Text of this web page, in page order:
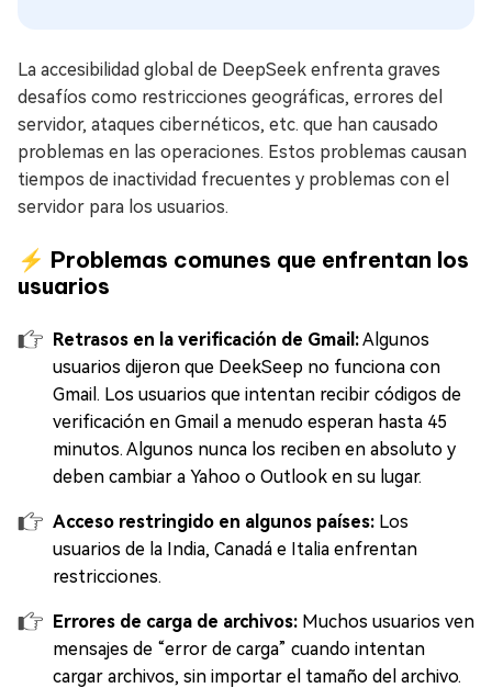
La accesibilidad global de DeepSeek enfrenta graves
desafíos como restricciones geográficas, errores del
servidor, ataques cibernéticos, etc. que han causado
problemas en las operaciones. Estos problemas causan
tiempos de inactividad frecuentes y problemas con el
servidor para los usuarios.
⚡ Problemas comunes que enfrentan los
usuarios
Retrasos en la verificación de Gmail:Algunos
usuarios dijeron que DeekSeep no funciona con
Gmail. Los usuarios que intentan recibir códigos de
verificación en Gmail a menudo esperan hasta 45
minutos. Algunos nunca los reciben en absoluto y
deben cambiar a Yahoo o Outlook en su lugar.
Acceso restringido en algunos países: Los
usuarios de la India, Canadá e Italia enfrentan
restricciones.
Errores de carga de archivos: Muchos usuarios ven
mensajes de “error de carga” cuando intentan
cargar archivos, sin importar el tamaño del archivo.